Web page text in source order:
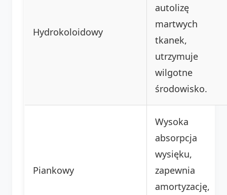
Hydrokoloidowy
autolizę
martwych
tkanek,
utrzymuje
wilgotne
środowisko.
Piankowy
Wysoka
absorpcja
wysięku,
zapewnia
amortyzację,